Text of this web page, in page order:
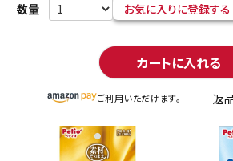
お気に入りに登録する
カートに入れる
ご利用いただけます。 返